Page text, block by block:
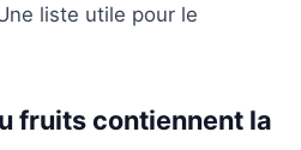
liste utile pour le
fruits contiennent la